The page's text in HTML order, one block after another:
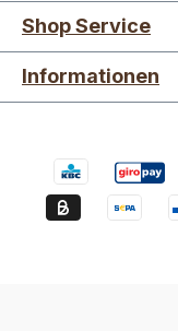
Shop Service
Informationen